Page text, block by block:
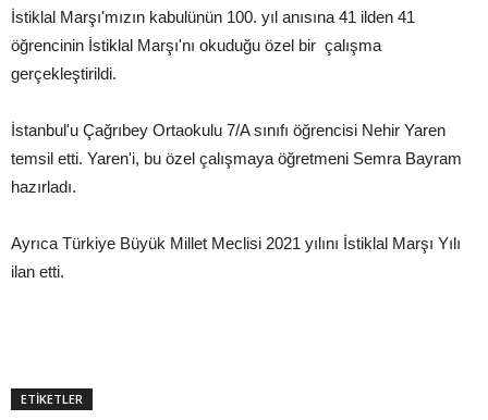
İstiklal Marşı'mızın kabulünün 100. yıl anısına 41 ilden 41
öğrencinin İstiklal Marşı'nı okuduğu özel bir çalışma
gerçekleştirildi.
İstanbul'u Çağrıbey Ortaokulu 7/A sınıfı öğrencisi Nehir Yaren
temsil etti. Yaren'i, bu özel çalışmaya öğretmeni Semra Bayram
hazırladı.
Ayrıca Türkiye Büyük Millet Meclisi 2021 yılını İstiklal Marşı Yılı
ilan etti.
ETİKETLER